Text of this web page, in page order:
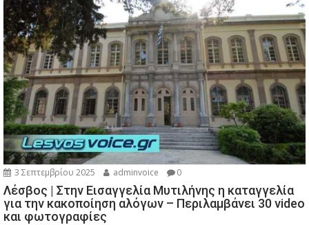
3 Σεπτεμβρίου 2025 adminvoice 0
Λέσβος | Στην Εισαγγελία Μυτιλήνης η καταγγελία
για την κακοποίηση αλόγων – Περιλαμβάνει 30 video
και φωτογραφίες